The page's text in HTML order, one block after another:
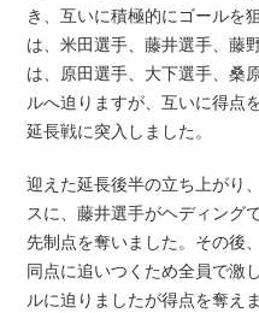
き、互いに積極的にゴールを
は、米田選手、藤井選手、藤
は、原田選手、大下選手、桑
ルへ迫りますが、互いに得点
延長戦に突入しました。
迎えた延長後半の立ち上がり
スに、藤井選手がヘディング
先制点を奪いました。その後
同点に追いつくため全員で激
ルに迫りましたが得点を奪え